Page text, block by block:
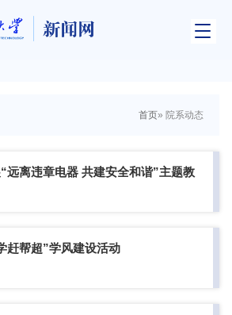
首页» 院系动态
远离违章电器 共建安全和谐”主题教
赶帮超”学风建设活动